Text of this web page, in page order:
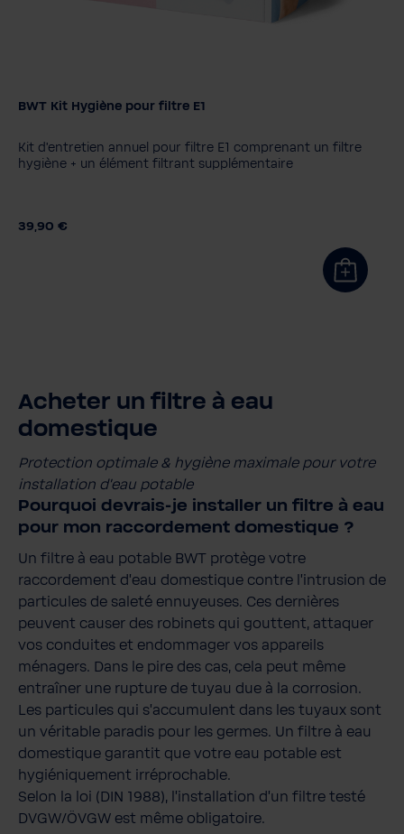
BWT Kit Hygiène pour filtre E1
Kit d'entretien annuel pour filtre E1 comprenant un filtre
hygiène + un élément filtrant supplémentaire
39,90 €
Acheter un filtre à eau
domestique
Protection optimale & hygiène maximale pour votre
installation d'eau potable
Pourquoi devrais-je installer un filtre à eau
pour mon raccordement domestique ?
Un filtre à eau potable BWT protège votre
raccordement d'eau domestique contre l'intrusion de
particules de saleté ennuyeuses. Ces dernières
peuvent causer des robinets qui gouttent, attaquer
vos conduites et endommager vos appareils
ménagers. Dans le pire des cas, cela peut même
entraîner une rupture de tuyau due à la corrosion.
Les particules qui s'accumulent dans les tuyaux sont
un véritable paradis pour les germes. Un filtre à eau
domestique garantit que votre eau potable est
hygiéniquement irréprochable.
Selon la loi (DIN 1988), l'installation d'un filtre testé
DVGW/ÖVGW est même obligatoire.